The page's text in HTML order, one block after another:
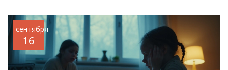
сентября
16